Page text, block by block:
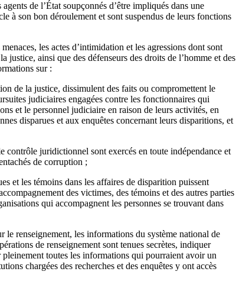
de l’État soupçonnés d’être impliqués dans une
à son bon déroulement et sont suspendus de leurs fonctions
les actes d’intimidation et les agressions dont sont
justice, ainsi que des défenseurs des droits de l’homme et des
sur :
de la justice, dissimulent des faits ou compromettent le
judiciaires engagées contre les fonctionnaires qui
et le personnel judiciaire en raison de leurs activités, en
disparues et aux enquêtes concernant leurs disparitions, et
juridictionnel sont exercés en toute indépendance et
de corruption ;
et les témoins dans les affaires de disparition puissent
des victimes, des témoins et des autres parties
qui accompagnent les personnes se trouvant dans
renseignement, les informations du système national de
de renseignement sont tenues secrètes, indiquer
toutes les informations qui pourraient avoir un
chargées des recherches et des enquêtes y ont accès